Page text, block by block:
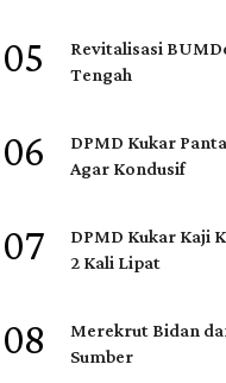
05 Revitalisasi
Tengah
06 DPMD Kukar
Agar Kondusif
07 DPMD Kukar Kaji
2 Kali Lipat
08 Merekrut Bidan
Sumber